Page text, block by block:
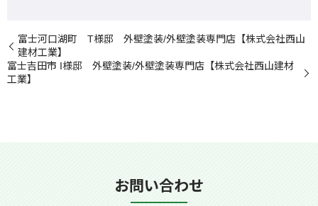
富士河口湖町 T様邸 外壁塗装/外壁塗装専門店【株式会社西山
建材工業】
富士吉田市 I様邸 外壁塗装/外壁塗装専門店【株式会社西山建材
工業】
お問い合わせ